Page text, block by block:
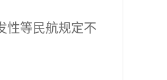
性等民航规定不